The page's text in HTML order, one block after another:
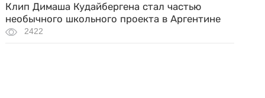
Клип Димаша Кудайбергена стал частью
необычного школьного проекта в Аргентине
2422